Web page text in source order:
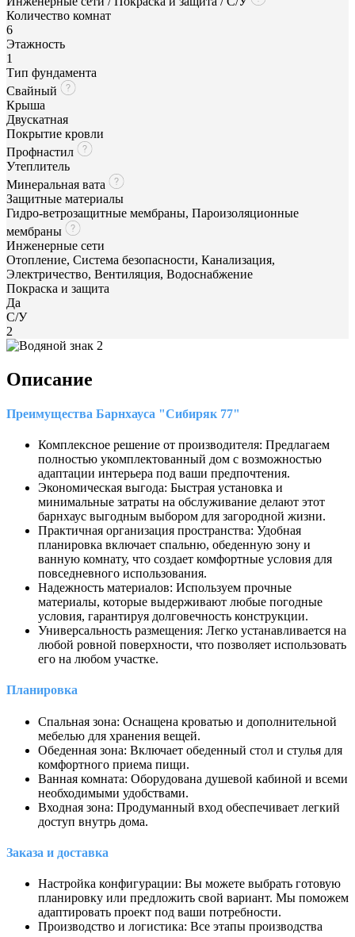
Количество комнат
6
Этажность
1
Тип фундамента
Свайный
Крыша
Двускатная
Покрытие кровли
Профнастил
Утеплитель
Минеральная вата
Защитные материалы
Гидро-ветрозащитные мембраны, Пароизоляционные
мембраны
Инженерные сети
Отопление, Система безопасности, Канализация,
Электричество, Вентиляция, Водоснабжение
Покраска и защита
Да
С/У
2
Описание
Преимущества Барнхауса "Сибиряк 77"
Комплексное решение от производителя: Предлагаем
полностью укомплектованный дом с возможностью
адаптации интерьера под ваши предпочтения.
Экономическая выгода: Быстрая установка и
минимальные затраты на обслуживание делают этот
барнхаус выгодным выбором для загородной жизни.
Практичная организация пространства: Удобная
планировка включает спальню, обеденную зону и
ванную комнату, что создает комфортные условия для
повседневного использования.
Надежность материалов: Используем прочные
материалы, которые выдерживают любые погодные
условия, гарантируя долговечность конструкции.
Универсальность размещения: Легко устанавливается на
любой ровной поверхности, что позволяет использовать
его на любом участке.
Планировка
Спальная зона: Оснащена кроватью и дополнительной
мебелью для хранения вещей.
Обеденная зона: Включает обеденный стол и стулья для
комфортного приема пищи.
Ванная комната: Оборудована душевой кабиной и всеми
необходимыми удобствами.
Входная зона: Продуманный вход обеспечивает легкий
доступ внутрь дома.
Заказа и доставка
Настройка конфигурации: Вы можете выбрать готовую
планировку или предложить свой вариант. Мы поможем
адаптировать проект под ваши потребности.
Производство и логистика: Все этапы производства